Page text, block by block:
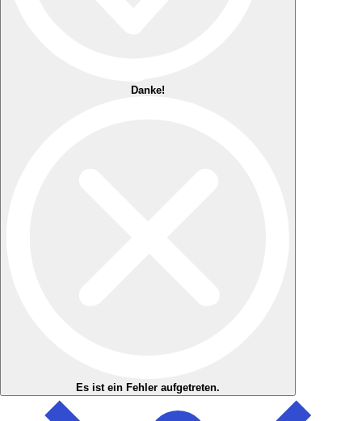
Danke!
Es ist ein Fehler aufgetreten.